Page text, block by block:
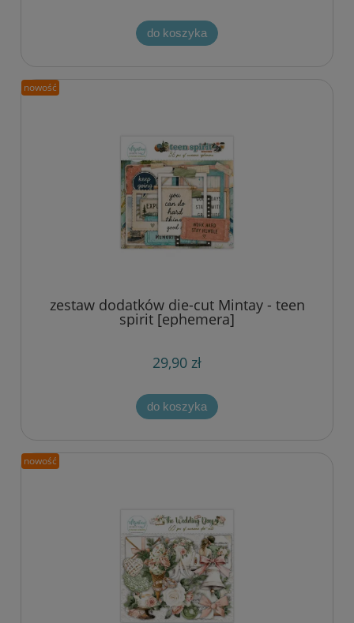
do koszyka
zestaw dodatków die-cut Mintay - teen
spirit [ephemera]
29,90 zł
do koszyka
nowość
nowość